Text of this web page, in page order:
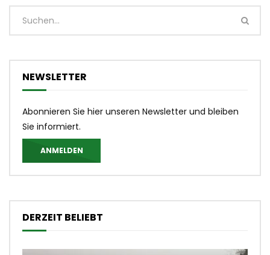
NEWSLETTER
Abonnieren Sie hier unseren Newsletter und bleiben
Sie informiert.
ANMELDEN
DERZEIT BELIEBT